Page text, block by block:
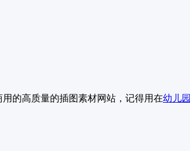
的高质量的插图素材网站，记得用在幼儿园